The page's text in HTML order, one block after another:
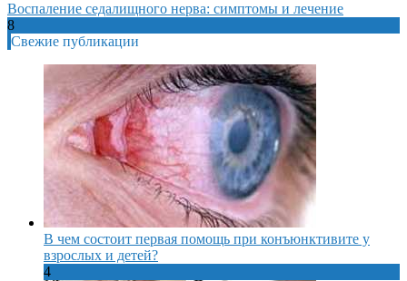
Воспаление седалищного нерва: симптомы и лечение
8
Свежие публикации
В чем состоит первая помощь при конъюнктивите у
взрослых и детей?
4